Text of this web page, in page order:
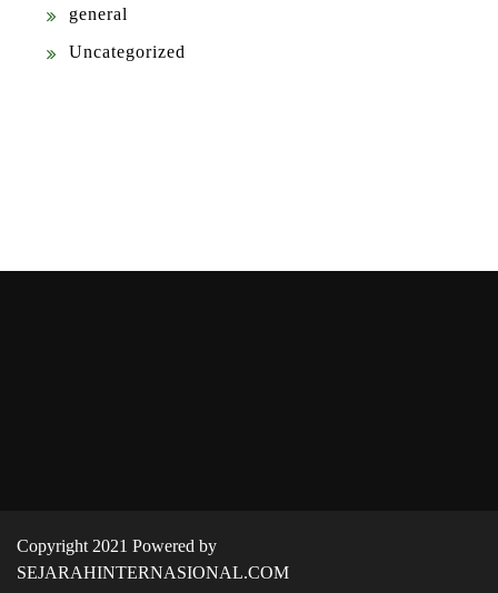
general
Uncategorized
Copyright 2021 Powered by
SEJARAHINTERNASIONAL.COM